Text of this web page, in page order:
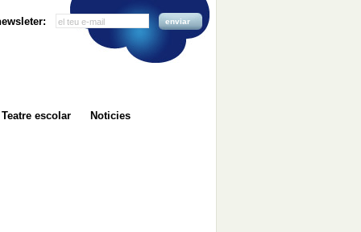
enviar
Teatre escolar Noticies